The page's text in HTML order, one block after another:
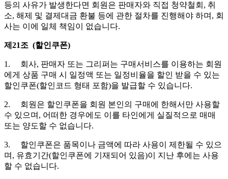
등의 사유가 발생한다면 회원은 판매자와 직접 청약철회, 취
소, 해제 및 결제대금 환불 등에 관한 절차를 진행해야 하며, 회
사는 이에 일체 책임이 없습니다.
제21조 (할인쿠폰)
1. 회사, 판매자 또는 그리퍼는 구매서비스를 이용하는 회원
에게 상품 구매 시 일정액 또는 일정비율을 할인 받을 수 있는
할인쿠폰(할인코드 형태 포함)을 발급할 수 있습니다.
2. 회원은 할인쿠폰을 회원 본인의 구매에 한해서만 사용할
수 있으며, 어떠한 경우에도 이를 타인에게 실질적으로 매매
또는 양도할 수 없습니다.
3. 할인쿠폰은 품목이나 금액에 따라 사용이 제한될 수 있으
며, 유효기간(할인쿠폰에 기재되어 있음)이 지난 후에는 사용
할 수 없습니다.